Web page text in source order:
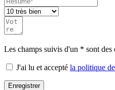
Les champs suivis d'un * sont des
J'ai lu et accepté la politique
Enregistrer